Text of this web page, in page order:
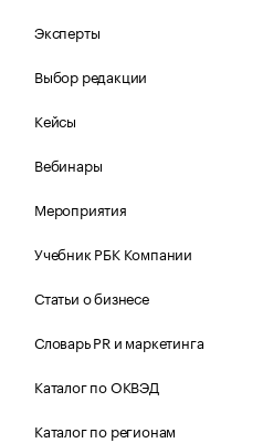
Эксперты
Выбор редакции
Кейсы
Вебинары
Мероприятия
Учебник РБК Компании
Статьи о бизнесе
Словарь PR и маркетинга
Каталог по ОКВЭД
Каталог по регионам